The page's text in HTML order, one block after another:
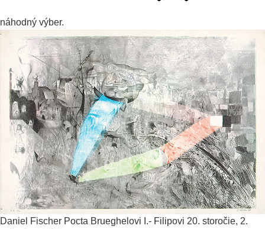
náhodný výber.
Daniel Fischer Pocta Brueghelovi I.- Filipovi 20. storočie, 2.